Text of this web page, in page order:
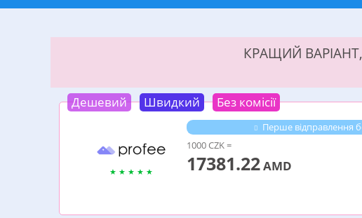
КРАЩИЙ
Дешевий Швидкий Без комісії
Перше відправлення
1000 CZK =
17381.22AMD